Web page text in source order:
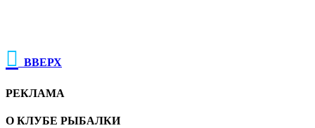
 ВВЕРХ
РЕКЛАМА
О КЛУБЕ РЫБАЛКИ